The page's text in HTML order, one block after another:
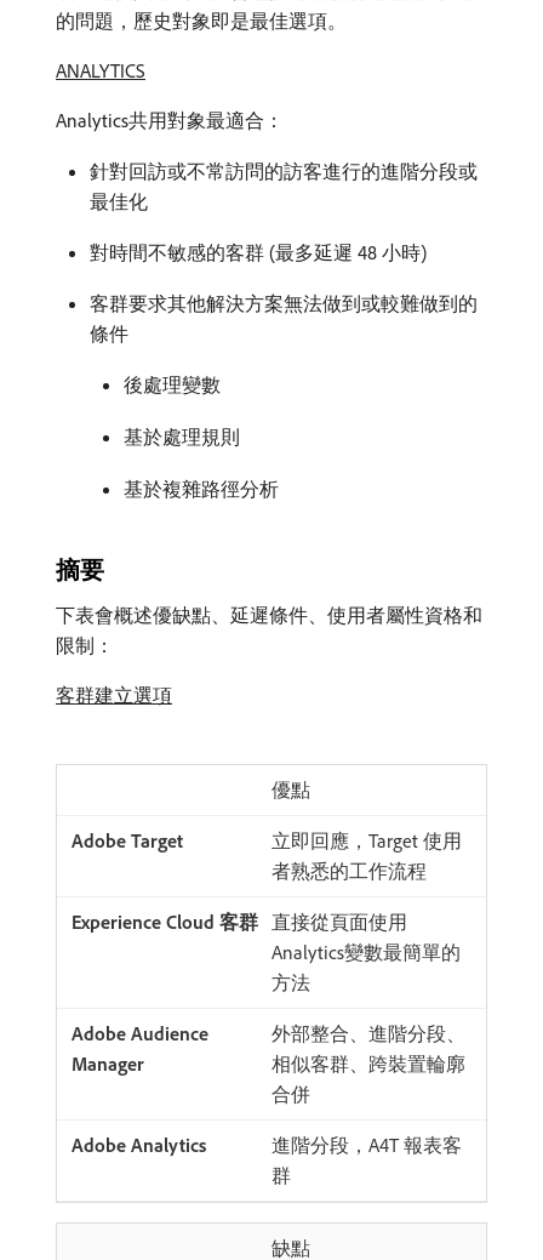
的問題，歷史對象即是最佳選項。
ANALYTICS
Analytics共用對象最適合：
針對回訪或不常訪問的訪客進行的進階分段或
最佳化
對時間不敏感的客群 (最多延遲 48 小時)
客群要求其他解決方案無法做到或較難做到的
條件
後處理變數
基於處理規則
基於複雜路徑分析
摘要
下表會概述優缺點、延遲條件、使用者屬性資格和
限制：
客群建立選項
優點
立即回應，Target 使用
者熟悉的工作流程
直接從頁面使用
Analytics變數最簡單的
方法
外部整合、進階分段、
相似客群、跨裝置輪廓
合併
進階分段，A4T 報表客
群
缺點